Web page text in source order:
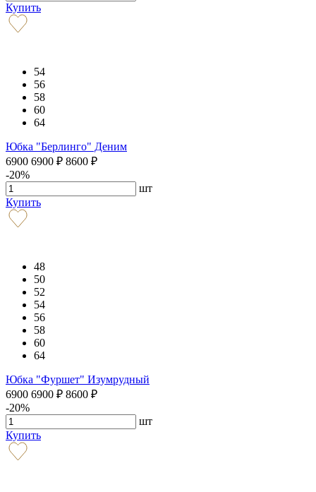
Купить
54
56
58
60
64
Юбка "Берлинго" Деним
6900 6900 ₽ 8600 ₽
-20%
шт
Купить
48
50
52
54
56
58
60
64
Юбка "Фуршет" Изумрудный
6900 6900 ₽ 8600 ₽
-20%
шт
Купить